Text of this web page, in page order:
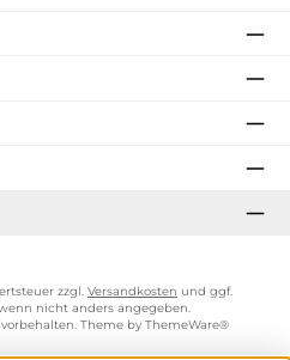
zzgl. Versandkosten und ggf.
nicht anders angegeben.
Theme by ThemeWare®